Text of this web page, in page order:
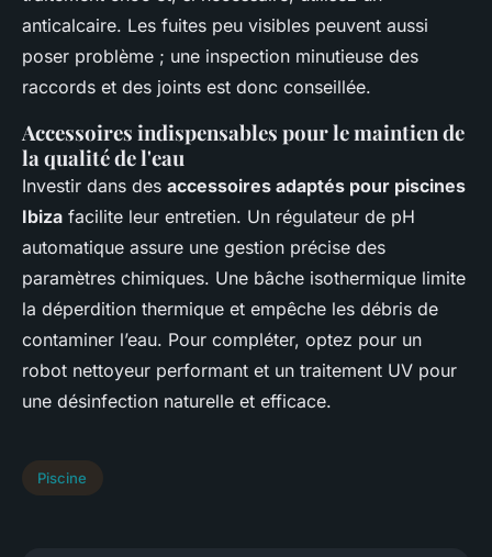
anticalcaire. Les fuites peu visibles peuvent aussi
poser problème ; une inspection minutieuse des
raccords et des joints est donc conseillée.
Accessoires indispensables pour le maintien de
la qualité de l'eau
Investir dans des accessoires adaptés pour piscines
Ibiza facilite leur entretien. Un régulateur de pH
automatique assure une gestion précise des
paramètres chimiques. Une bâche isothermique limite
la déperdition thermique et empêche les débris de
contaminer l’eau. Pour compléter, optez pour un
robot nettoyeur performant et un traitement UV pour
une désinfection naturelle et efficace.
Piscine